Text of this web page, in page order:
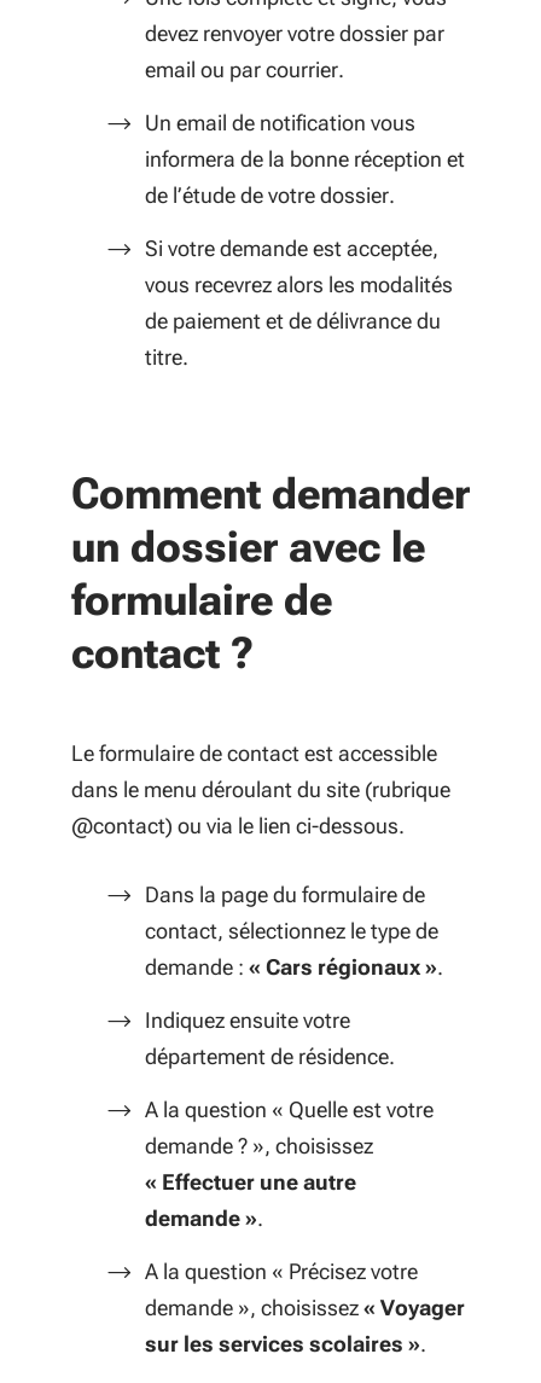
devez renvoyer votre dossier par
email ou par courrier.
Un email de notification vous
informera de la bonne réception et
de l’étude de votre dossier.
Si votre demande est acceptée,
vous recevrez alors les modalités
de paiement et de délivrance du
titre.
Comment demander
un dossier avec le
formulaire de
contact ?
Le formulaire de contact est accessible
dans le menu déroulant du site (rubrique
@contact) ou via le lien ci-dessous.
Dans la page du formulaire de
contact, sélectionnez le type de
demande : « Cars régionaux ».
Indiquez ensuite votre
département de résidence.
A la question « Quelle est votre
demande ? », choisissez
« Effectuer une autre
demande ».
A la question « Précisez votre
demande », choisissez« Voyager
sur les services scolaires ».